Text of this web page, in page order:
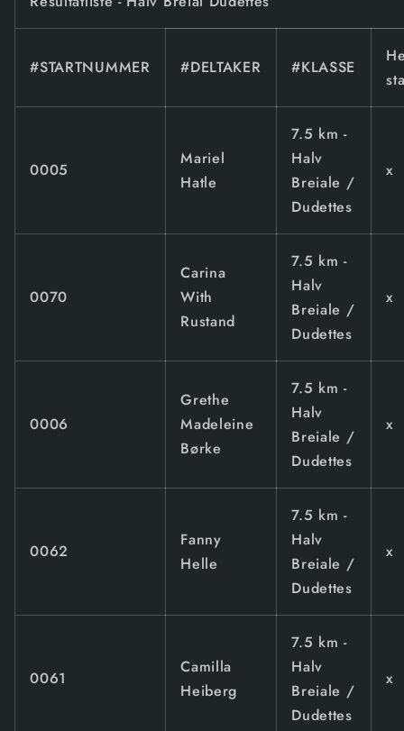
#STARTNUMMER #DELTAKER #KLASSE
0005
Mariel
Hatle
7.5 km -
Halv
Breiale /
Dudettes
x
0070
Carina
With
Rustand
7.5 km -
Halv
Breiale /
Dudettes
x
0006
Grethe
Madeleine
Børke
7.5 km -
Halv
Breiale /
Dudettes
x
0062
Fanny
Helle
7.5 km -
Halv
Breiale /
Dudettes
x
0061
Camilla
Heiberg
7.5 km -
Halv
Breiale /
Dudettes
x